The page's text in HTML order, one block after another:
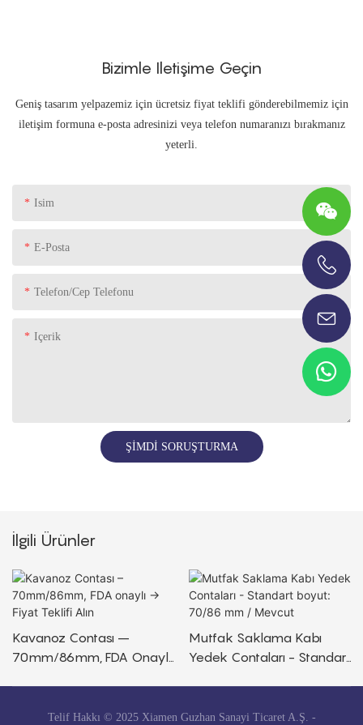
Bizimle Iletişime Geçin
Geniş tasarım yelpazemiz için ücretsiz fiyat teklifi gönderebilmemiz için
iletişim formuna e-posta adresinizi veya telefon numaranızı bırakmanız
yeterli.
Isim
E-Posta
Telefon/Cep Telefonu
Içerik
ŞIMDI SORUŞTURMA
İlgili Ürünler
Kavanoz Contası –
70mm/86mm, FDA Onaylı
Mutfak Saklama Kabı
Yedek Contaları - Standart
Telif Hakkı © 2025 Xiamen Guzhan Sanayi Ticaret A.Ş. -